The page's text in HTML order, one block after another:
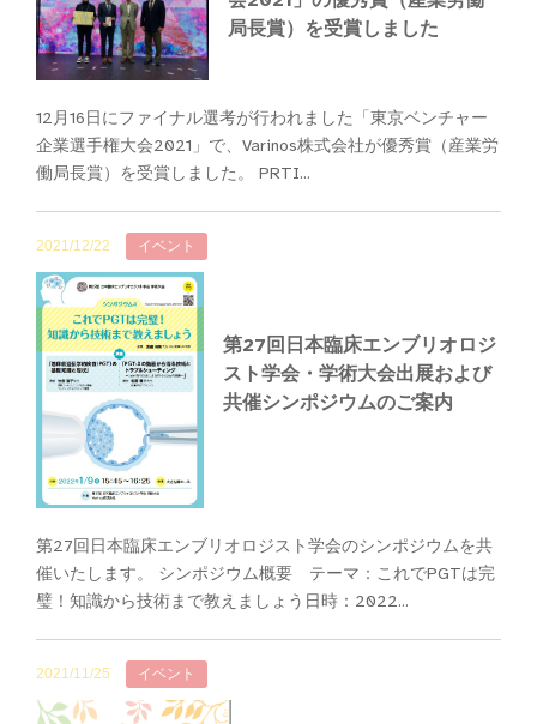
局長賞）を受賞しました
12月16日にファイナル選考が行われました「東京ベンチャー
企業選手権大会2021」で、Varinos株式会社が優秀賞（産業労
働局長賞）を受賞しました。 PRTI...
2021/12/22 イベント
第27回日本臨床エンブリオロジ
スト学会・学術大会出展および
共催シンポジウムのご案内
第27回日本臨床エンブリオロジスト学会のシンポジウムを共
催いたします。 シンポジウム概要 テーマ：これでPGTは完
璧！知識から技術まで教えましょう日時：2022...
2021/11/25 イベント